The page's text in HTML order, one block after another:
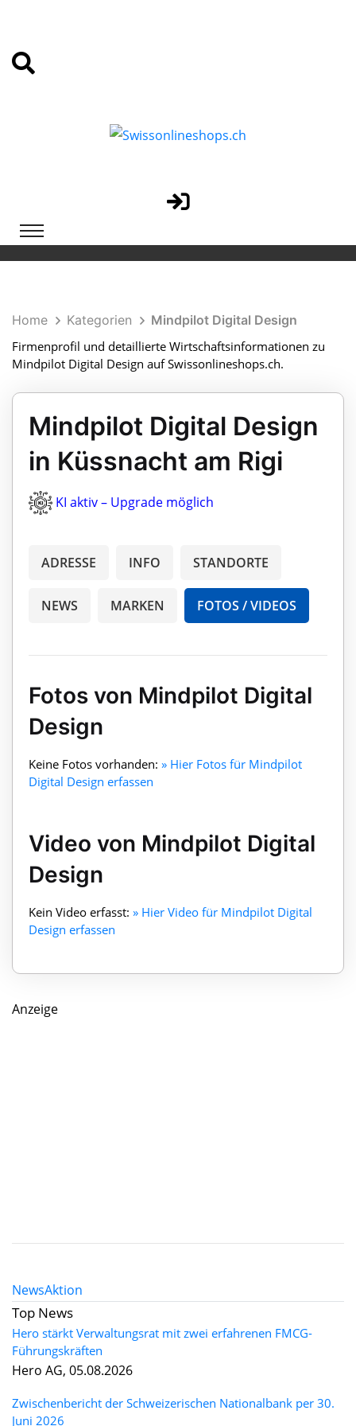
Home Kategorien
Mindpilot Digital Design
Firmenprofil und detaillierte Wirtschaftsinformationen zu
Mindpilot Digital Design auf Swissonlineshops.ch.
Mindpilot Digital Design
in Küssnacht am Rigi
KI aktiv – Upgrade möglich
ADRESSE INFO STANDORTE
NEWS MARKEN FOTOS / VIDEOS
Fotos von Mindpilot Digital
Design
Keine Fotos vorhanden: » Hier Fotos für Mindpilot
Digital Design erfassen
Video von Mindpilot Digital
Design
Kein Video erfasst: » Hier Video für Mindpilot Digital
Design erfassen
Anzeige
NewsAktion
Top News
Hero stärkt Verwaltungsrat mit zwei erfahrenen FMCG-
Führungskräften
Hero AG, 05.08.2026
Zwischenbericht der Schweizerischen Nationalbank per 30.
Juni 2026